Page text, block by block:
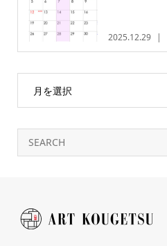
2025.12.29
月を選択